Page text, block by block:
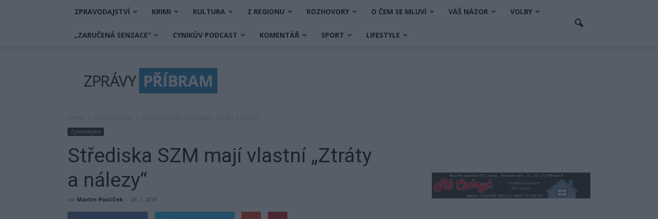
ZPRAVODAJSTVÍ KRIMI KULTURA Z REGIONU ROZHOVORY O ČEM SE MLUVÍ VÁŠ NÁZOR VOLBY
„ZARUČENÁ SENZACE“ CYNIKŮV PODCAST KOMENTÁŘ SPORT LIFESTYLE
Příbram
Zpravodajství
Střediska SZM mají vlastní „Ztráty
a nálezy“
od Martin Poulíček - 26. 7. 2019